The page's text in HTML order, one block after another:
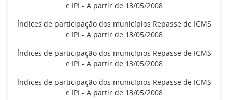
e IPI - A partir de 13/05/2008
Índices de participação dos municípios Repasse de ICMS
e IPI - A partir de 13/05/2008
Índices de participação dos municípios Repasse de ICMS
e IPI - A partir de 13/05/2008
Índices de participação dos municípios Repasse de ICMS
e IPI - A partir de 13/05/2008